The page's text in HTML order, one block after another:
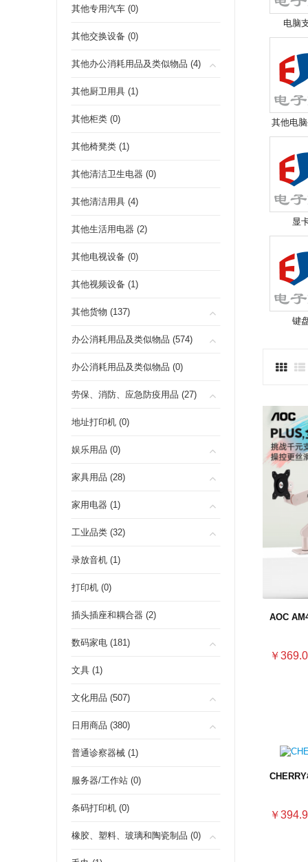
其他专用汽车 (0)
其他交换设备 (0)
其他办公消耗用品及类似物品 (4)
其他厨卫用具 (1)
其他柜类 (0)
其他椅凳类 (1)
其他清洁卫生电器 (0)
其他清洁用具 (4)
其他生活用电器 (2)
其他电视设备 (0)
其他视频设备 (1)
其他货物 (137)
办公消耗用品及类似物品 (574)
办公消耗用品及类似物品 (0)
劳保、消防、应急防疫用品 (27)
地址打印机 (0)
娱乐用品 (0)
家具用品 (28)
家用电器 (1)
工业品类 (32)
录放音机 (1)
打印机 (0)
插头插座和耦合器 (2)
数码家电 (181)
文具 (1)
文化用品 (507)
日用商品 (380)
普通诊察器械 (1)
服务器/工作站 (0)
条码打印机 (0)
橡胶、塑料、玻璃和陶瓷制品 (0)
电脑
其他电
显
键
AOC
￥
￥